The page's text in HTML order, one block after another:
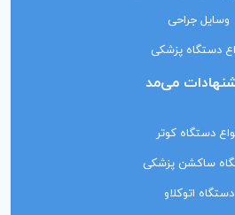
وسایل جراحی
دستگاه پزشکی
می‌مد
دستگاه کوتر
ساکشن پزشکی
دستگاه اتوکلاو